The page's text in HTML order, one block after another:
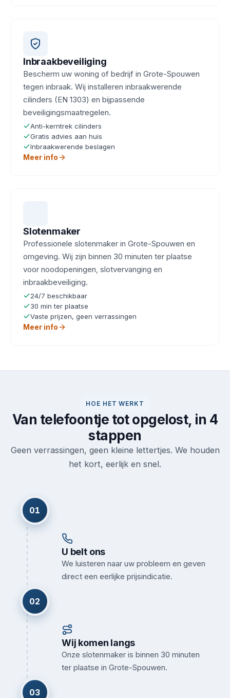
Inbraakbeveiliging
Bescherm uw woning of bedrijf in Grote-Spouwen
tegen inbraak. Wij installeren inbraakwerende
cilinders (EN 1303) en bijpassende
beveiligingsmaatregelen.
Anti-kerntrek cilinders
Gratis advies aan huis
Inbraakwerende beslagen
Meer info
Slotenmaker
Professionele slotenmaker in Grote-Spouwen en
omgeving. Wij zijn binnen 30 minuten ter plaatse
voor noodopeningen, slotvervanging en
inbraakbeveiliging.
24/7 beschikbaar
30 min ter plaatse
Vaste prijzen, geen verrassingen
Meer info
HOE HET WERKT
Van telefoontje tot opgelost, in 4
stappen
Geen verrassingen, geen kleine lettertjes. We houden
het kort, eerlijk en snel.
01
U belt ons
We luisteren naar uw probleem en geven
direct een eerlijke prijsindicatie.
02
Wij komen langs
Onze slotenmaker is binnen 30 minuten
ter plaatse in Grote-Spouwen.
03